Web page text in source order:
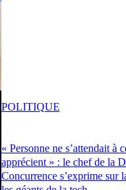
« Personne ne s’attendait à
apprécient » : le chef de la
Concurrence s’exprime sur
POLITIQUE